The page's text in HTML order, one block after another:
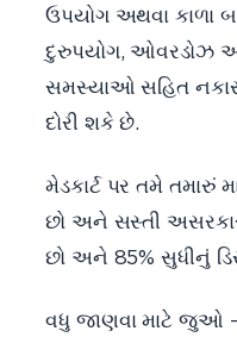
ઉપયોગ અથવા કાળા
દુરુપયોગ, ઓવરડોઝ
સમસ્યાઓ સહિત
દોરી શકે છે.
મેડકાર્ટ પર તમે તમારું
છો અને સસ્તી
છો અને 85% સુધીનું
વધુ જાણવા માટે જુઓ